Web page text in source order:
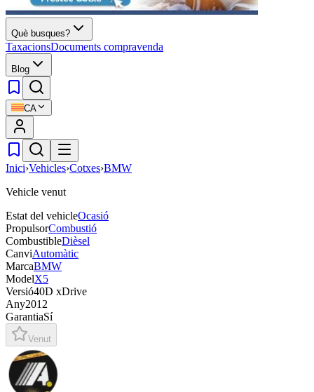
Què busques?
TaxacionsDocuments compravenda
Blog
CA
Inici›Vehicles›Cotxes›BMW
Vehicle venut
Estat del vehicleOcasió
PropulsorCombustió
CombustibleDièsel
CanviAutomàtic
MarcaBMW
ModelX5
Versió40D xDrive
Any2012
GarantiaSí
Venut